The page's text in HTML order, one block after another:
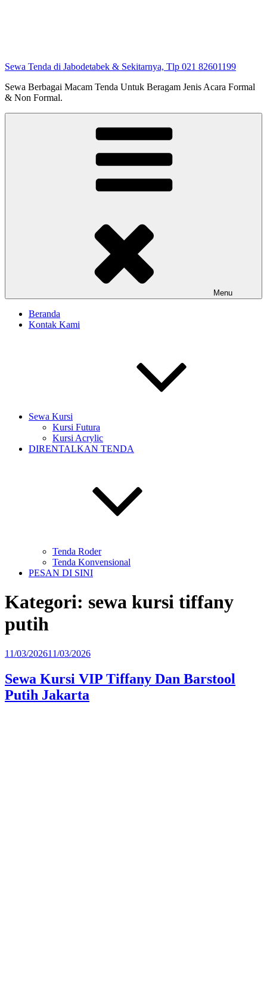
Sewa Tenda di Jabodetabek & Sekitarnya, Tlp 021 82601199
Sewa Berbagai Macam Tenda Untuk Beragam Jenis Acara Formal
& Non Formal.
Menu
Beranda
Kontak Kami
Sewa Kursi
Kursi Futura
Kursi Acrylic
DIRENTALKAN TENDA
Tenda Roder
Tenda Konvensional
PESAN DI SINI
Kategori: sewa kursi tiffany
putih
Diposkan
11/03/202611/03/2026
Sewa Kursi VIP Tiffany Dan Barstool
Putih Jakarta